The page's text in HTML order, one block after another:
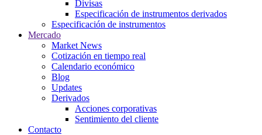
Divisas
Especificación de instrumentos derivados
Especificación de instrumentos
Mercado
Market News
Cotización en tiempo real
Calendario económico
Blog
Updates
Derivados
Acciones corporativas
Sentimiento del cliente
Contacto